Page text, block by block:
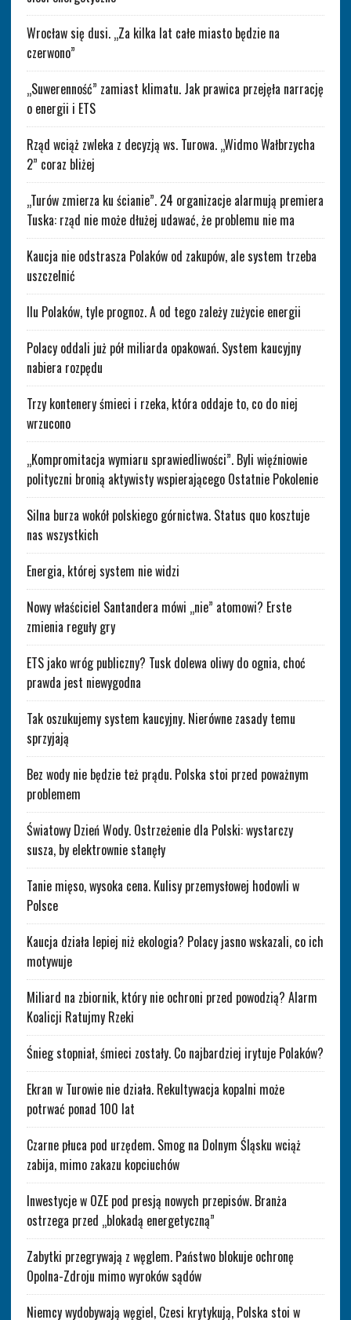
Wrocław się dusi. „Za kilka lat całe miasto będzie na
czerwono”
„Suwerenność” zamiast klimatu. Jak prawica przejęła narrację
o energii i ETS
Rząd wciąż zwleka z decyzją ws. Turowa. „Widmo Wałbrzycha
2” coraz bliżej
„Turów zmierza ku ścianie”. 24 organizacje alarmują premiera
Tuska: rząd nie może dłużej udawać, że problemu nie ma
Kaucja nie odstrasza Polaków od zakupów, ale system trzeba
uszczelnić
Ilu Polaków, tyle prognoz. A od tego zależy zużycie energii
Polacy oddali już pół miliarda opakowań. System kaucyjny
nabiera rozpędu
Trzy kontenery śmieci i rzeka, która oddaje to, co do niej
wrzucono
„Kompromitacja wymiaru sprawiedliwości”. Byli więźniowie
polityczni bronią aktywisty wspierającego Ostatnie Pokolenie
Silna burza wokół polskiego górnictwa. Status quo kosztuje
nas wszystkich
Energia, której system nie widzi
Nowy właściciel Santandera mówi „nie” atomowi? Erste
zmienia reguły gry
ETS jako wróg publiczny? Tusk dolewa oliwy do ognia, choć
prawda jest niewygodna
Tak oszukujemy system kaucyjny. Nierówne zasady temu
sprzyjają
Bez wody nie będzie też prądu. Polska stoi przed poważnym
problemem
Światowy Dzień Wody. Ostrzeżenie dla Polski: wystarczy
susza, by elektrownie stanęły
Tanie mięso, wysoka cena. Kulisy przemysłowej hodowli w
Polsce
Kaucja działa lepiej niż ekologia? Polacy jasno wskazali, co ich
motywuje
Miliard na zbiornik, który nie ochroni przed powodzią? Alarm
Koalicji Ratujmy Rzeki
Śnieg stopniał, śmieci zostały. Co najbardziej irytuje Polaków?
Ekran w Turowie nie działa. Rekultywacja kopalni może
potrwać ponad 100 lat
Czarne płuca pod urzędem. Smog na Dolnym Śląsku wciąż
zabija, mimo zakazu kopciuchów
Inwestycje w OZE pod presją nowych przepisów. Branża
ostrzega przed „blokadą energetyczną”
Zabytki przegrywają z węglem. Państwo blokuje ochronę
Opolna-Zdroju mimo wyroków sądów
Niemcy wydobywają węgiel, Czesi krytykują, Polska stoi w